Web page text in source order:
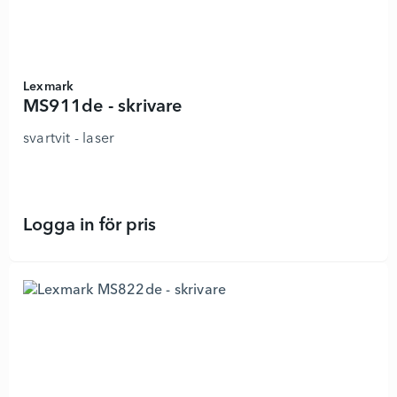
Lexmark
MS911de - skrivare
svartvit - laser
Logga in för prisMS911de - skrivare - 8987439 -